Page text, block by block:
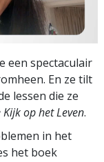
een spectaculair
En ze tilt
lessen die ze
Kijk op het Leven.
in het
het boek